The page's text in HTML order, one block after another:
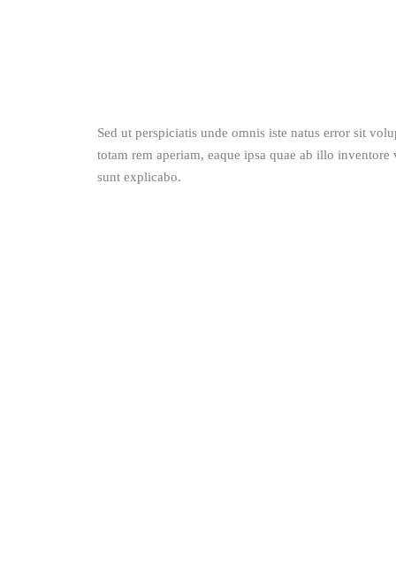
Sed ut perspiciatis unde omnis iste natus error sit
totam rem aperiam, eaque ipsa quae ab illo
sunt explicabo.